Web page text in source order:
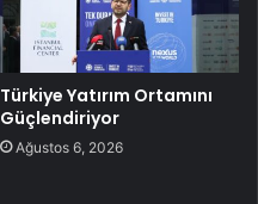
Türkiye Yatırım Ortamını
Güçlendiriyor
Ağustos 6, 2026